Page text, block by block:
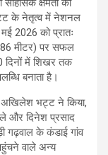
क्षमता का
के नेतृत्व में नेशनल
2026 को प्रातः
मीटर) पर सफल
दिनों में शिखर तक
बनाता है।
अखिलेश भट्ट ने किया,
और दिनेश प्रसाद
गढ़वाल के कंडाई गांव
वाले अन्य